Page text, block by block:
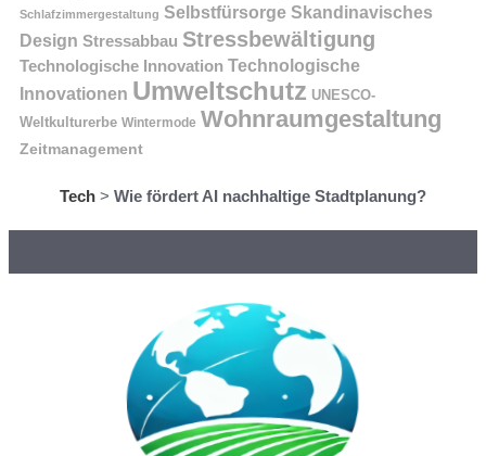
Schlafzimmergestaltung Selbstfürsorge Skandinavisches
Design Stressabbau Stressbewältigung
Technologische Innovation Technologische
Innovationen Umweltschutz UNESCO-
Weltkulturerbe Wintermode Wohnraumgestaltung
Zeitmanagement
Tech > Wie fördert AI nachhaltige Stadtplanung?